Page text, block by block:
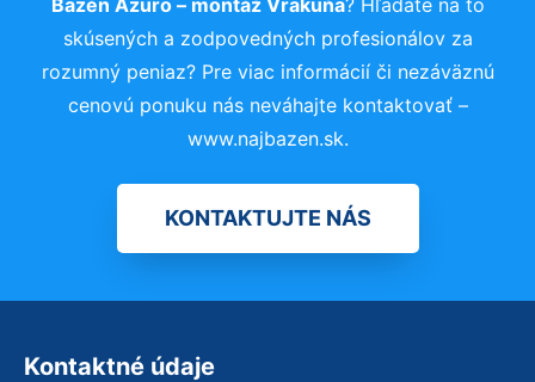
Bazén Azuro – montáž Vrakuňa? Hľadáte na to
skúsených a zodpovedných profesionálov za
rozumný peniaz? Pre viac informácií či nezáväznú
cenovú ponuku nás neváhajte kontaktovať –
www.najbazen.sk.
KONTAKTUJTE NÁS
Kontaktné údaje